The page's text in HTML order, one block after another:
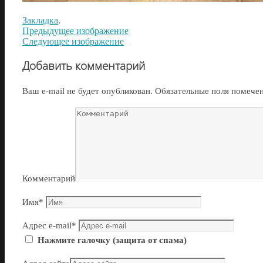
Закладка.
Предыдущее изображение
Следующее изображение
Добавить комментарий
Ваш e-mail не будет опубликован. Обязательные поля
Комментарий
Имя*
Адрес e-mail*
Нажмите галочку (защита от спама)